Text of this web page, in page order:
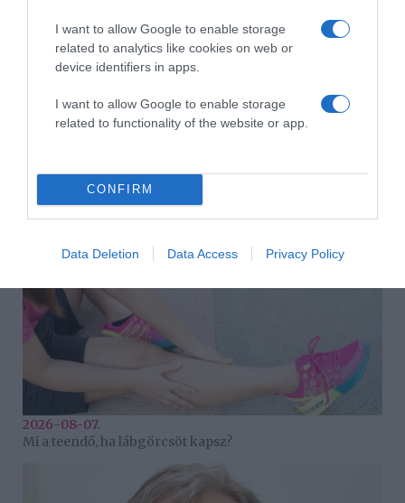
I want to allow Google to enable storage
related to analytics like cookies on web or
device identifiers in apps.
I want to allow Google to enable storage
related to functionality of the website or app.
CONFIRM
Data Deletion Data Access Privacy Policy
2026-08-07.
Mi a teendő, ha lábgörcsöt kapsz?